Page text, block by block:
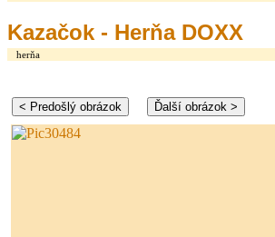
Kazačok - Herňa DOXX
herňa